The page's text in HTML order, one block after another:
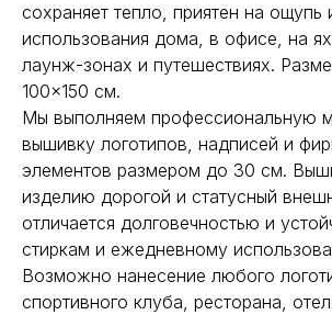
сохраняет тепло, приятен на ощупь
использования дома, в офисе, на
лаунж-зонах и путешествиях.
100×150 см.
Мы выполняем профессиональную
вышивку логотипов, надписей и
элементов размером до 30 см.
изделию дорогой и статусный
отличается долговечностью и
стиркам и ежедневному
Возможно нанесение любого
спортивного клуба, ресторана,